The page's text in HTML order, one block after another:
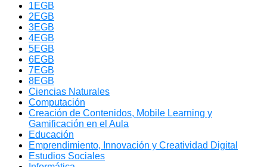
1EGB
2EGB
3EGB
4EGB
5EGB
6EGB
7EGB
8EGB
Ciencias Naturales
Computación
Creación de Contenidos, Mobile Learning y
Gamificación en el Aula
Educación
Emprendimiento, Innovación y Creatividad Digital
Estudios Sociales